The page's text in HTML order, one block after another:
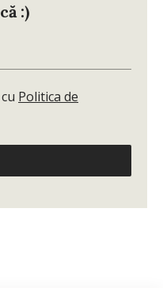
:)
Politica de